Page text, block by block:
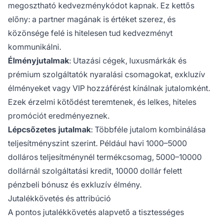
megosztható kedvezménykódot kapnak. Ez kettős
előny: a partner magának is értéket szerez, és
közönsége felé is hitelesen tud kedvezményt
kommunikálni.
Élményjutalmak: Utazási cégek, luxusmárkák és
prémium szolgáltatók nyaralási csomagokat, exkluzív
élményeket vagy VIP hozzáférést kínálnak jutalomként.
Ezek érzelmi kötődést teremtenek, és lelkes, hiteles
promóciót eredményeznek.
Lépcsőzetes jutalmak: Többféle jutalom kombinálása
teljesítményszint szerint. Például havi 1000–5000
dolláros teljesítménynél termékcsomag, 5000–10000
dollárnál szolgáltatási kredit, 10000 dollár felett
pénzbeli bónusz és exkluzív élmény.
Jutalékkövetés és attribúció
A pontos jutalékkövetés alapvető a tisztességes